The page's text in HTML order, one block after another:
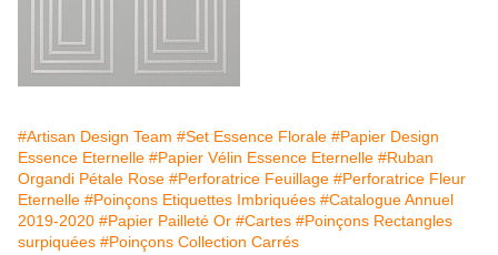
#Artisan Design Team #Set Essence Florale #Papier Design
Essence Eternelle #Papier Vélin Essence Eternelle #Ruban
Organdi Pétale Rose #Perforatrice Feuillage #Perforatrice Fleur
Eternelle #Poinçons Etiquettes Imbriquées #Catalogue Annuel
2019-2020 #Papier Pailleté Or #Cartes #Poinçons Rectangles
surpiquées #Poinçons Collection Carrés